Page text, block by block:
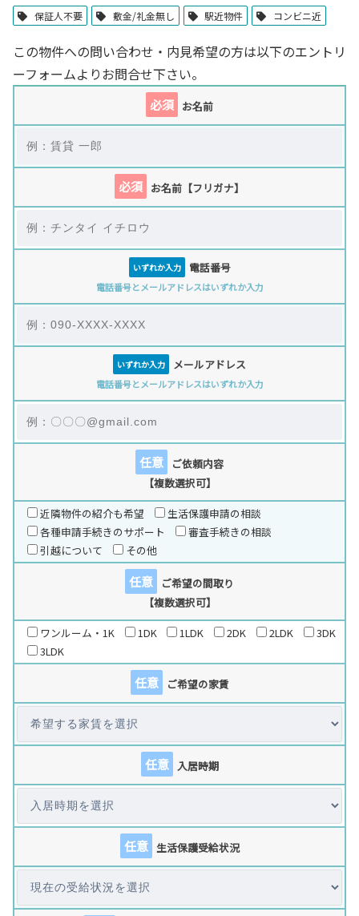
保証人不要 敷金/礼金無し 駅近物件 コンビニ近
この物件への問い合わせ・内見希望の方は以下のエントリ
ーフォームよりお問合せ下さい。
必須 お名前
必須 お名前【フリガナ】
いずれか入力 電話番号
電話番号とメールアドレスはいずれか入力
いずれか入力 メールアドレス
電話番号とメールアドレスはいずれか入力
任意
ご依頼内容
【複数選択可】
近隣物件の紹介も希望
生活保護申請の相談
各種申請手続きのサポート
審査手続きの相談
引越について
その他
任意
ご希望の間取り
【複数選択可】
ワンルーム・1K
1DK 1LDK 2DK 2LDK
3DK
3LDK
任意 ご希望の家賃
任意 入居時期
任意 生活保護受給状況